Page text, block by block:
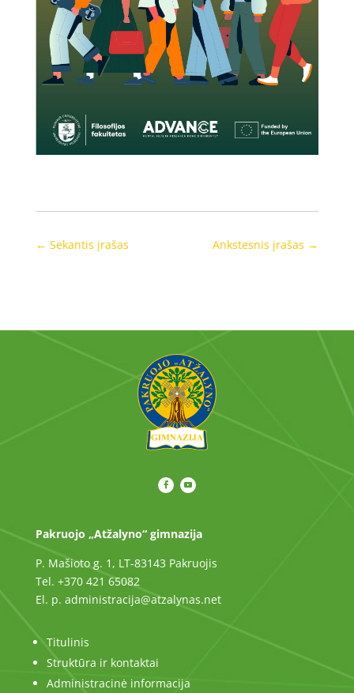
← Sekantis įrašas Ankstesnis įrašas →
Pakruojo „Atžalyno“ gimnazija
P. Mašioto g. 1, LT-83143 Pakruojis
Tel. +370 421 65082
El. p. administracija@atzalynas.net
Titulinis
Struktūra ir kontaktai
Administracinė informacija